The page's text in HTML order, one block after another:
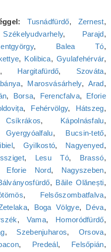
Tusnádfürdő, Zernest,
Székelyudvarhely, Parajd,
, Balea Tó,
, Kolibica, Gyulafehérvár,
, Hargitafürdő, Szováta,
, Marosvásárhely, Arad,
, Borsa, Ferencfalva, Eforie
, Fehérvölgy, Hátszeg,
Csíkrákos, Kápolnásfalu,
Gyergyóalfalu, Bucsin-tető,
, Gyilkostó, Nagyenyed,
, Lesu Tó, Brassó,
Eforie Nord, Nagyszeben,
, Băile Olănești,
, Felsőszombatfalva,
, Boga Völgye, Déva,
, Vama, Homoródfürdő,
, Szebenjuharos, Orsova,
, Predeál, Felsőpián,